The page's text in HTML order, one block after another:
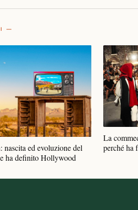
—
nascita ed evoluzione del
ha definito Hollywood
La
perché ha